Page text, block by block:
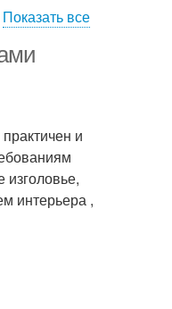
Показать все
и
интерьера ,